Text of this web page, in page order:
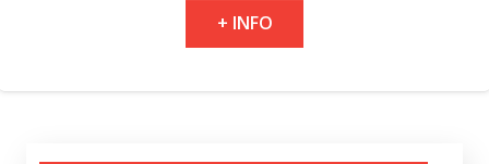
+ INFO